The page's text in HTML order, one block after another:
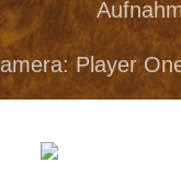
Player